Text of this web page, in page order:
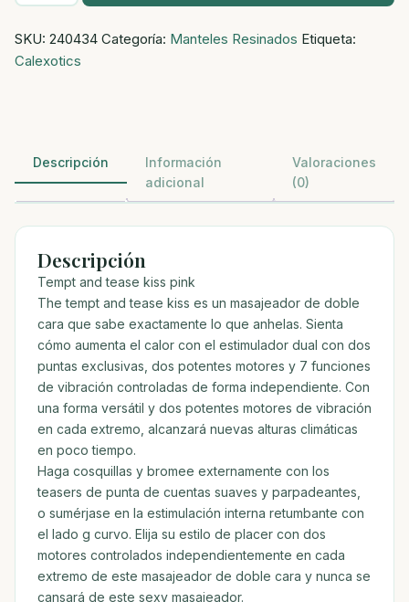
kiss
rosa
SKU: 240434 Categoría: Manteles Resinados Etiqueta:
Calexotics
Descripción
Información
adicional
Valoraciones
(0)
Descripción
Tempt and tease kiss pink
The tempt and tease kiss es un masajeador de doble
cara que sabe exactamente lo que anhelas. Sienta
cómo aumenta el calor con el estimulador dual con dos
puntas exclusivas, dos potentes motores y 7 funciones
de vibración controladas de forma independiente. Con
una forma versátil y dos potentes motores de vibración
en cada extremo, alcanzará nuevas alturas climáticas
en poco tiempo.
Haga cosquillas y bromee externamente con los
teasers de punta de cuentas suaves y parpadeantes,
o sumérjase en la estimulación interna retumbante con
el lado g curvo. Elija su estilo de placer con dos
motores controlados independientemente en cada
extremo de este masajeador de doble cara y nunca se
cansará de este sexy masajeador.